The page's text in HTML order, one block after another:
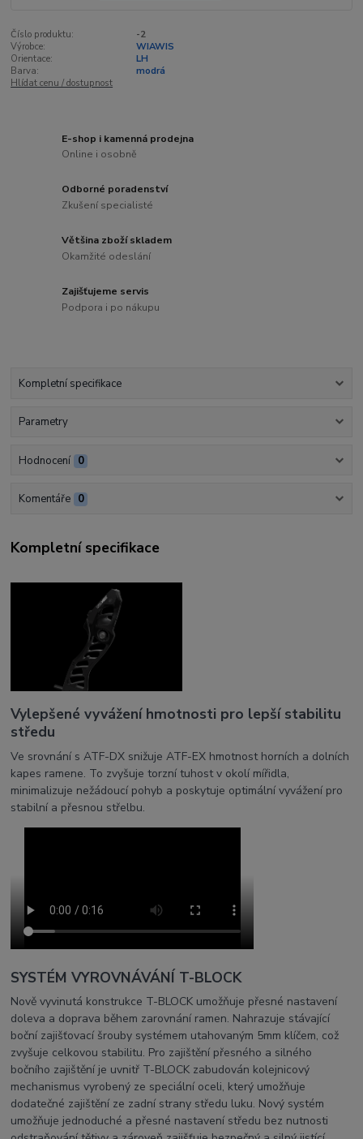
Číslo produktu:
-2
Výrobce:
WIAWIS
Orientace:
LH
Barva:
modrá
Hlídat cenu / dostupnost
E-shop i kamenná prodejna
Online i osobně
Odborné poradenství
Zkušení specialisté
Většina zboží skladem
Okamžité odeslání
Zajišťujeme servis
Podpora i po nákupu
Kompletní specifikace
Parametry
Hodnocení 0
Komentáře 0
Kompletní specifikace
Vylepšené vyvážení hmotnosti pro lepší stabilitu
středu
Ve srovnání s ATF-DX snižuje ATF-EX hmotnost horních a dolních
kapes ramene. To zvyšuje torzní tuhost v okolí mířidla,
minimalizuje nežádoucí pohyb a poskytuje optimální vyvážení pro
stabilní a přesnou střelbu.
SYSTÉM VYROVNÁVÁNÍ T-BLOCK
Nově vyvinutá konstrukce T-BLOCK umožňuje přesné nastavení
doleva a doprava během zarovnání ramen. Nahrazuje stávající
boční zajišťovací šrouby systémem utahovaným 5mm klíčem, což
zvyšuje celkovou stabilitu. Pro zajištění přesného a silného
bočního zajištění je uvnitř T-BLOCK zabudován kolejnicový
mechanismus vyrobený ze speciální oceli, který umožňuje
dodatečné zajištění ze zadní strany středu luku. Nový systém
umožňuje jednoduché a přesné nastavení středu bez nutnosti